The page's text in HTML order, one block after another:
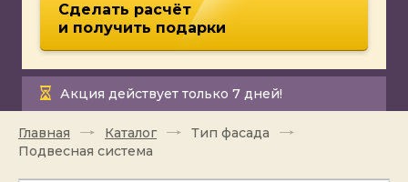
Сделать расчёт
и получить подарки
Акция действует только 7 дней!
Главная Каталог
Тип фасада
Подвесная система